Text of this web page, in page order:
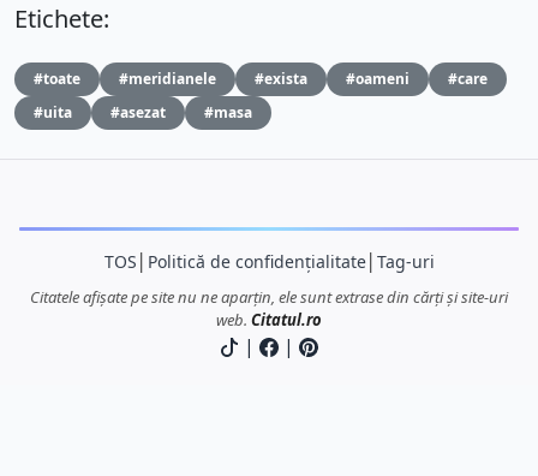
Etichete:
#toate #meridianele #exista #oameni
#care
#uita
#asezat #masa
TOS Politică de confidențialitate│ Tag-uri
Citatele afișate pe site nu ne aparțin, ele sunt extrase din cărți și site-uri
web. Citatul.ro
| |